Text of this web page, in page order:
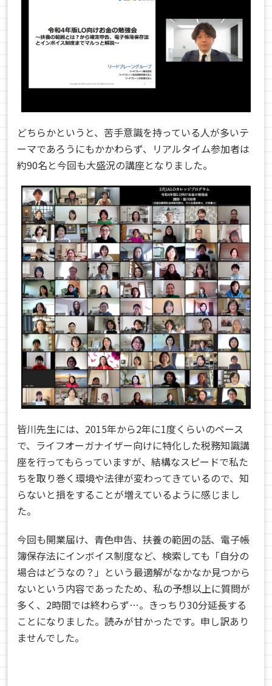
どちらかというと、苦手意識を持っている人が多いテ
ーマであろうにもかかわらず、リアルタイム参加者は
約90名と今回も大盛況の講座となりました。
皆川先生には、2015年から2年に1度くらいのペース
で、ライフオーガナイザー向けに特化した税務知識講
座を行ってもらっていますが、結構なスピードで私た
ちを取り巻く環境や法律が変わってきているので、知
らないと損をすることが増えているように感じまし
た。
今回も開業届け、青色申告、扶養の範囲の話、電子帳
簿保存法にインボイス制度など、検索しても「自分の
場合はどうなの？」という最適解がなかなか見つから
ないという内容であったため、私の予想以上に質問が
多く、2時間では終わらず…。きっちり30分延長する
ことになりました。読みが甘かったです。申し訳あり
ませんでした。